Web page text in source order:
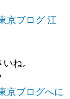
ね。
に